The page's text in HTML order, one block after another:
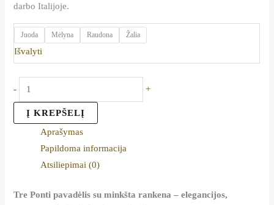
darbo Italijoje.
Juoda Mėlyna Raudona Žalia
Išvalyti
- +
Į KREPŠELĮ
Aprašymas
Papildoma informacija
Atsiliepimai (0)
Tre Ponti pavadėlis su minkšta rankena – elegancijos,